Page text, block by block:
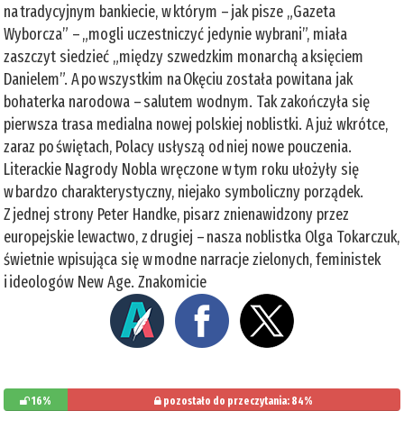
na tradycyjnym bankiecie, w którym – jak pisze „Gazeta
Wyborcza” – „mogli uczestniczyć jedynie wybrani”, miała
zaszczyt siedzieć „między szwedzkim monarchą a księciem
Danielem”. A po wszystkim na Okęciu została powitana jak
bohaterka narodowa – salutem wodnym. Tak zakończyła się
pierwsza trasa medialna nowej polskiej noblistki. A już wkrótce,
zaraz po świętach, Polacy usłyszą od niej nowe pouczenia.
Literackie Nagrody Nobla wręczone w tym roku ułożyły się
w bardzo charakterystyczny, niejako symboliczny porządek.
Z jednej strony Peter Handke, pisarz znienawidzony przez
europejskie lewactwo, z drugiej – nasza noblistka Olga Tokarczuk,
świetnie wpisująca się w modne narracje zielonych, feministek
i ideologów New Age. Znakomicie
16% pozostało do przeczytania: 84%